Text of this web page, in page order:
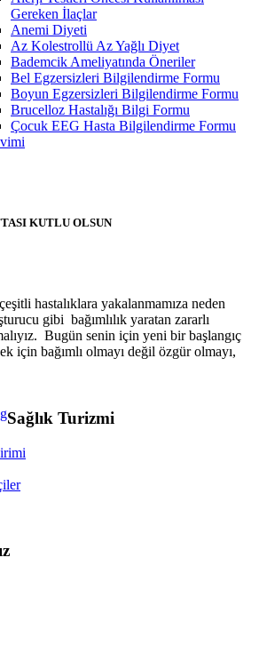
Gereken İlaçlar
Anemi Diyeti
Az Kolestrollü Az Yağlı Diyet
Bademcik Ameliyatında Öneriler
Bel Egzersizleri Bilgilendirme Formu
Boyun Egzersizleri Bilgilendirme Formu
Brucelloz Hastalığı Bilgi Formu
Çocuk EEG Hasta Bilgilendirme Formu
KUTLU OLSUN
hastalıklara yakalanmamıza neden
gibi bağımlılık yaratan zararlı
Bugün senin için yeni bir başlangıç
için bağımlı olmayı değil özgür olmayı,
Sağlık Turizmi